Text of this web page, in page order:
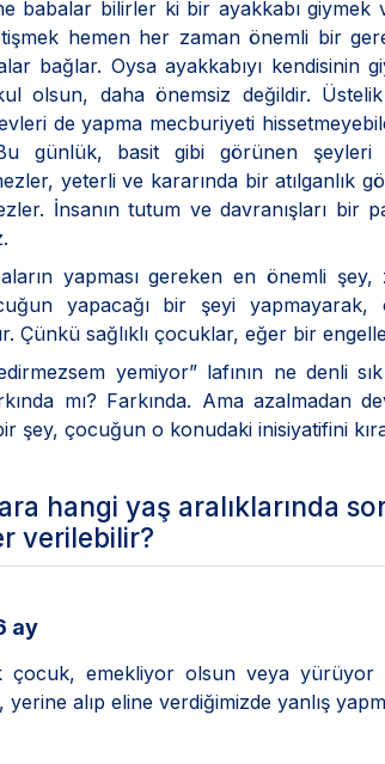
babalar bilirler ki bir ayakkabı
hemen her zaman önemli bir
bağlar. Oysa ayakkabıyı kendisinin
olsun, daha önemsiz değildir.
de yapma mecburiyeti
Bu günlük, basit gibi görünen
yeterli ve kararında bir atılganlık
İnsanın tutum ve davranışları
yapması gereken en önemli
yapacağı bir şeyi yapmayarak,
Çünkü sağlıklı çocuklar, eğer bir
yemiyor” lafının ne denli
mı? Farkında. Ama azalmadan
şey, çocuğun o konudaki inisiyatifini
hangi yaş aralıklarında
verilebilir?
ay
çocuk, emekliyor olsun veya yürüyor
alıp eline verdiğimizde yanlış